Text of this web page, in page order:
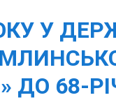
У
ДО 68-